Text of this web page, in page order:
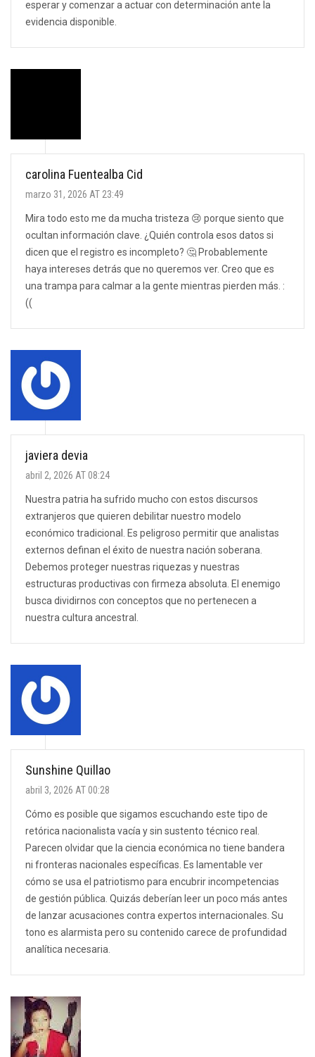
esperar y comenzar a actuar con determinación ante la
evidencia disponible.
carolina Fuentealba Cid
marzo 31, 2026 AT 23:49
Mira todo esto me da mucha tristeza 😢 porque siento que
ocultan información clave. ¿Quién controla esos datos si
dicen que el registro es incompleto? 🤔 Probablemente
haya intereses detrás que no queremos ver. Creo que es
una trampa para calmar a la gente mientras pierden más. :
((
javiera devia
abril 2, 2026 AT 08:24
Nuestra patria ha sufrido mucho con estos discursos
extranjeros que quieren debilitar nuestro modelo
económico tradicional. Es peligroso permitir que analistas
externos definan el éxito de nuestra nación soberana.
Debemos proteger nuestras riquezas y nuestras
estructuras productivas con firmeza absoluta. El enemigo
busca dividirnos con conceptos que no pertenecen a
nuestra cultura ancestral.
Sunshine Quillao
abril 3, 2026 AT 00:28
Cómo es posible que sigamos escuchando este tipo de
retórica nacionalista vacía y sin sustento técnico real.
Parecen olvidar que la ciencia económica no tiene bandera
ni fronteras nacionales específicas. Es lamentable ver
cómo se usa el patriotismo para encubrir incompetencias
de gestión pública. Quizás deberían leer un poco más antes
de lanzar acusaciones contra expertos internacionales. Su
tono es alarmista pero su contenido carece de profundidad
analítica necesaria.